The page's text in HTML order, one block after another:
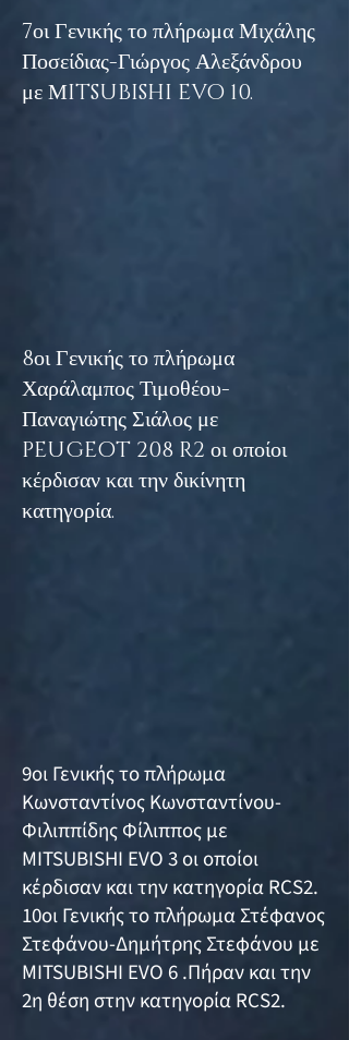
7οι Γενικής το πλήρωμα Μιχάλης
Ποσείδιας-Γιώργος Αλεξάνδρου
με ΜITSUBISHI EVO 10.
8οι Γενικής το πλήρωμα
Χαράλαμπος Τιμοθέου-
Παναγιώτης Σιάλος με
PEUGEOT 208 R2 οι οποίοι
κέρδισαν και την δικίνητη
κατηγορία.
9οι Γενικής το πλήρωμα
Κωνσταντίνος Κωνσταντίνου-
Φιλιππίδης Φίλιππος με
MITSUBISHI EVO 3 οι οποίοι
κέρδισαν και την κατηγορία RCS2.
10οι Γενικής το πλήρωμα Στέφανος
Στεφάνου-Δημήτρης Στεφάνου με
MITSUBISHI EVO 6 .Πήραν και την
2η θέση στην κατηγορία RCS2.